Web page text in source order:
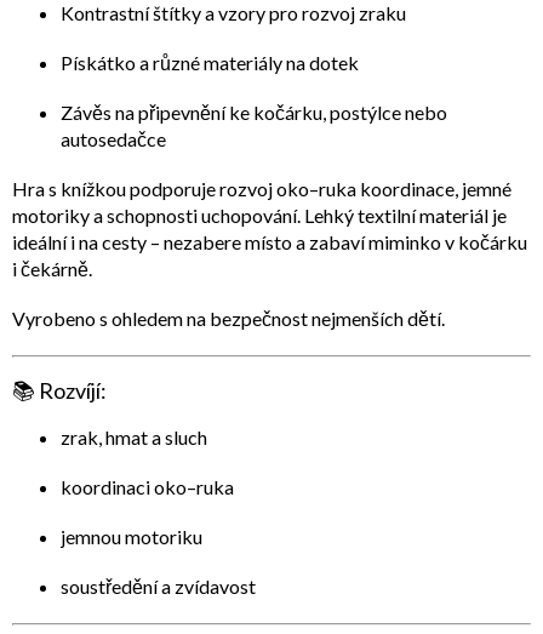
Kontrastní štítky a vzorypro rozvoj zraku
Pískátkoarůzné materiály na dotek
Závěs na připevněníke kočárku, postýlce nebo
autosedačce
Hra s knížkou podporuje rozvojoko–ruka koordinace, jemné
motoriky a schopnosti uchopování. Lehký textilní materiál je
ideální i na cesty – nezabere místo a zabaví miminko v kočárku
i čekárně.
Vyrobeno s ohledem na bezpečnost nejmenších dětí.
📚 Rozvíjí:
zrak, hmat a sluch
koordinaci oko–ruka
jemnou motoriku
soustředění a zvídavost